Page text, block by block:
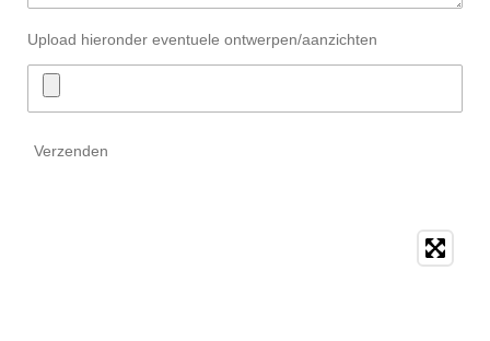
Upload hieronder eventuele ontwerpen/aanzichten
Verzenden